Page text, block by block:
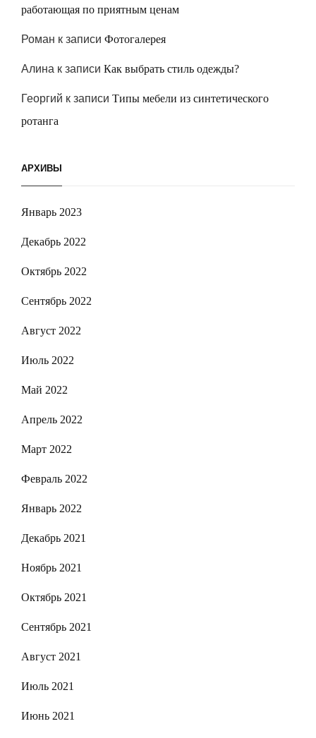
работающая по приятным ценам
Роман к записи Фотогалерея
Алина к записи Как выбрать стиль одежды?
Георгий к записи Типы мебели из синтетического
ротанга
АРХИВЫ
Январь 2023
Декабрь 2022
Октябрь 2022
Сентябрь 2022
Август 2022
Июль 2022
Май 2022
Апрель 2022
Март 2022
Февраль 2022
Январь 2022
Декабрь 2021
Ноябрь 2021
Октябрь 2021
Сентябрь 2021
Август 2021
Июль 2021
Июнь 2021